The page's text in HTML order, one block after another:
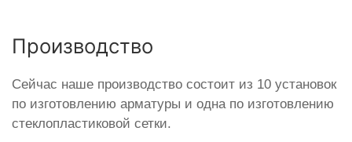
Производство
Сейчас наше производство состоит из 10 установок
по изготовлению арматуры и одна по изготовлению
стеклопластиковой сетки.